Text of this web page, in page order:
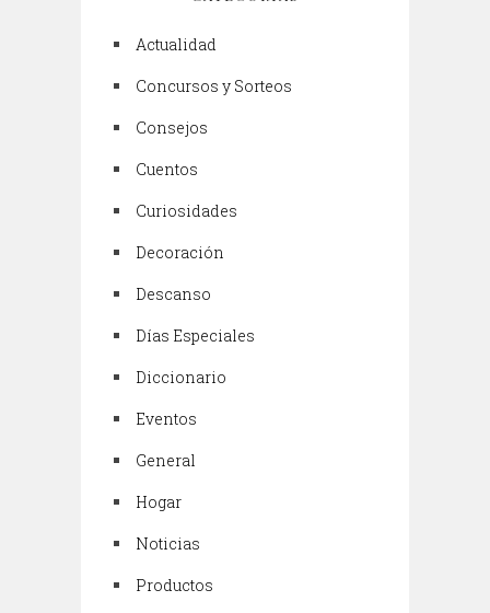
Actualidad
Concursos y Sorteos
Consejos
Cuentos
Curiosidades
Decoración
Descanso
Días Especiales
Diccionario
Eventos
General
Hogar
Noticias
Productos